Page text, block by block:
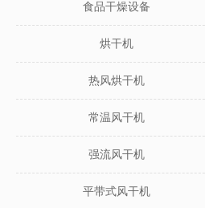
食品干燥设备
烘干机
热风烘干机
常温风干机
强流风干机
平带式风干机